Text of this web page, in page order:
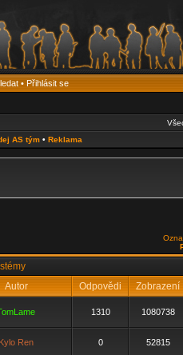
• Přihlásit se
AS tým• Reklama
Autor Odpovědi Zobrazení
1310 1080738
Kylo Ren 0 52815